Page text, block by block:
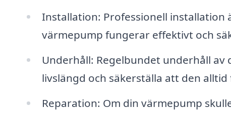
Installation: Professionell
värmepump fungerar effektivt och
Underhåll: Regelbundet underhåll
livslängd och säkerställa att den
Reparation: Om din värmepump